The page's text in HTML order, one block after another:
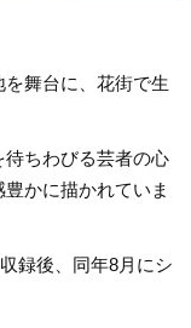
舞台に、花街で生
ちわびる芸者の心
かに描かれていま
録後、同年8月にシ